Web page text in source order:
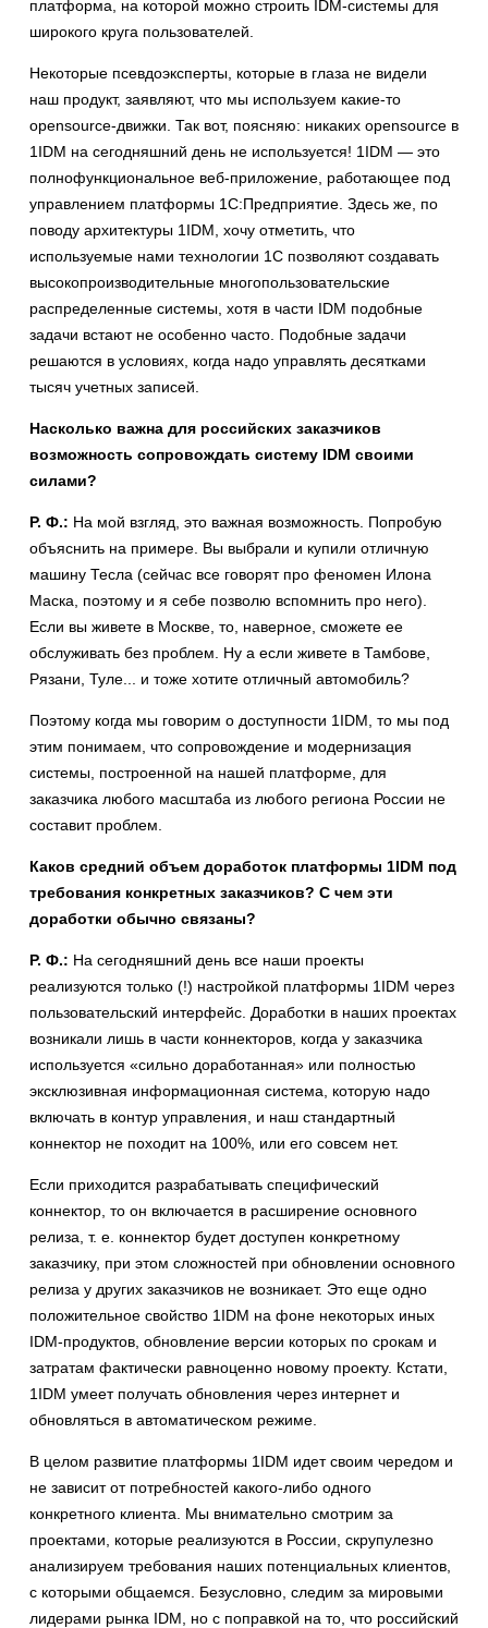
платформа, на которой можно строить IDM-системы для
широкого круга пользователей.
Некоторые псевдоэксперты, которые в глаза не видели
наш продукт, заявляют, что мы используем какие-то
opensource-движки. Так вот, поясняю: никаких opensource в
1IDM на сегодняшний день не используется! 1IDM — это
полнофункциональное веб-приложение, работающее под
управлением платформы 1С:Предприятие. Здесь же, по
поводу архитектуры 1IDM, хочу отметить, что
используемые нами технологии 1С позволяют создавать
высокопроизводительные многопользовательские
распределенные системы, хотя в части IDM подобные
задачи встают не особенно часто. Подобные задачи
решаются в условиях, когда надо управлять десятками
тысяч учетных записей.
Насколько важна для российских заказчиков
возможность сопровождать систему IDM своими
силами?
Р. Ф.: На мой взгляд, это важная возможность. Попробую
объяснить на примере. Вы выбрали и купили отличную
машину Тесла (сейчас все говорят про феномен Илона
Маска, поэтому и я себе позволю вспомнить про него).
Если вы живете в Москве, то, наверное, сможете ее
обслуживать без проблем. Ну а если живете в Тамбове,
Рязани, Туле... и тоже хотите отличный автомобиль?
Поэтому когда мы говорим о доступности 1IDM, то мы под
этим понимаем, что сопровождение и модернизация
системы, построенной на нашей платформе, для
заказчика любого масштаба из любого региона России не
составит проблем.
Каков средний объем доработок платформы 1IDM под
требования конкретных заказчиков? С чем эти
доработки обычно связаны?
Р. Ф.: На сегодняшний день все наши проекты
реализуются только (!) настройкой платформы 1IDM через
пользовательский интерфейс. Доработки в наших проектах
возникали лишь в части коннекторов, когда у заказчика
используется «сильно доработанная» или полностью
эксклюзивная информационная система, которую надо
включать в контур управления, и наш стандартный
коннектор не походит на 100%, или его совсем нет.
Если приходится разрабатывать специфический
коннектор, то он включается в расширение основного
релиза, т. е. коннектор будет доступен конкретному
заказчику, при этом сложностей при обновлении основного
релиза у других заказчиков не возникает. Это еще одно
положительное свойство 1IDM на фоне некоторых иных
IDM-продуктов, обновление версии которых по срокам и
затратам фактически равноценно новому проекту. Кстати,
1IDM умеет получать обновления через интернет и
обновляться в автоматическом режиме.
В целом развитие платформы 1IDM идет своим чередом и
не зависит от потребностей какого-либо одного
конкретного клиента. Мы внимательно смотрим за
проектами, которые реализуются в России, скрупулезно
анализируем требования наших потенциальных клиентов,
с которыми общаемся. Безусловно, следим за мировыми
лидерами рынка IDM, но с поправкой на то, что российский